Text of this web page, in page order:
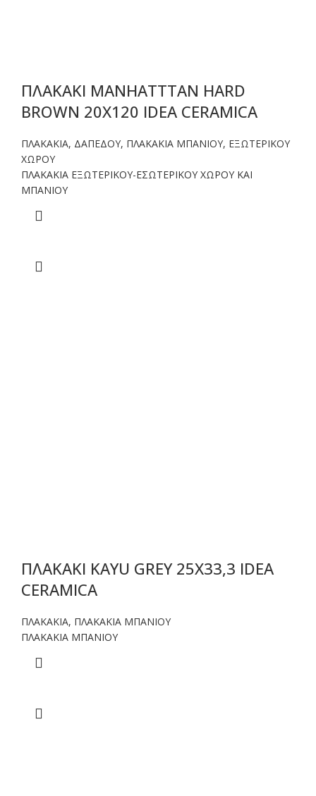
ΠΛΑΚΑΚΙ MANHATTTAN HARD
BROWN 20X120 IDEA CERAMICA
ΠΛΑΚΑΚΙΑ, ΔΑΠΕΔΟΥ, ΠΛΑΚΑΚΙΑ ΜΠΑΝΙΟΥ, ΕΞΩΤΕΡΙΚΟΥ
ΧΩΡΟΥ
ΠΛΑΚΑΚΙΑ ΕΞΩΤΕΡΙΚΟΥ-ΕΣΩΤΕΡΙΚΟΥ ΧΩΡΟΥ ΚΑΙ
ΜΠΑΝΙΟΥ
ΠΛΑΚΑΚΙ KAYU GREY 25X33,3 IDEA
CERAMICA
ΠΛΑΚΑΚΙΑ, ΠΛΑΚΑΚΙΑ ΜΠΑΝΙΟΥ
ΠΛΑΚΑΚΙΑ ΜΠΑΝΙΟΥ